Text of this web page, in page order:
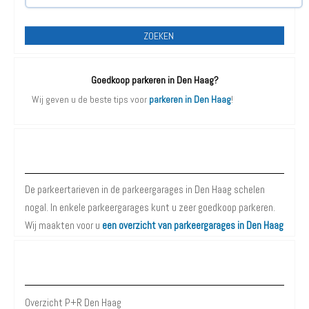
ZOEKEN
Goedkoop parkeren in Den Haag?
Wij geven u de beste tips voor parkeren in Den Haag!
De parkeertarieven in de parkeergarages in Den Haag schelen
nogal. In enkele parkeergarages kunt u zeer goedkoop parkeren.
Wij maakten voor u een overzicht van parkeergarages in Den Haag
Overzicht P+R Den Haag